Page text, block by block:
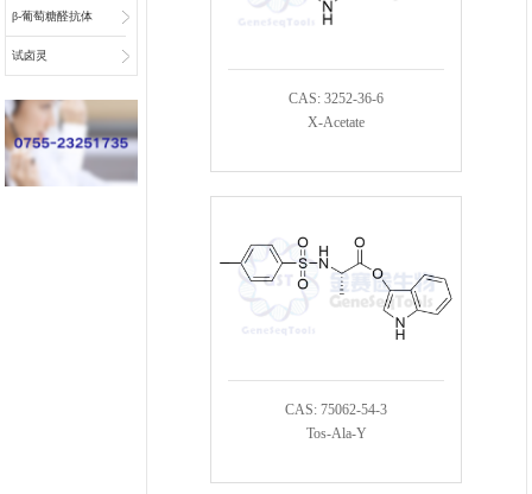
检底物
β-葡萄糖醛抗体
偶联物连接子
试卤灵
CAS: 3252-36-6
X-Acetate
CAS: 75062-54-3
Tos-Ala-Y